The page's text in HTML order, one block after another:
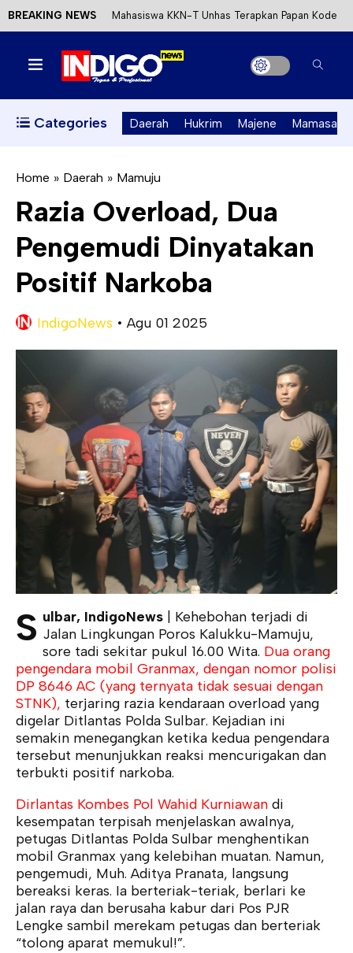
BREAKING NEWS Mahasiswa KKN-T Unhas Terapkan Papan Kode
Etik Wisata di Pantai Lawere Desa Lotang Salo
Satu DPO Pengeroyokan SPBU Tapalang
Ditangkap, Satu Lagi Kabur ke Kalimantan
Perizinan Air Tanah melalui Aplikasi SAPO
Kecewa Kapolresta Absen, APPK Mamuju
Soroti Kejanggalan Kasus Tambang Emas Ilegal
Categories Daerah Hukrim Majene Mamasa
Home » Daerah » Mamuju
Razia Overload, Dua
Pengemudi Dinyatakan
Positif Narkoba
IndigoNews • Agu 01 2025
S ulbar, IndigoNews | Kehebohan terjadi di
Jalan Lingkungan Poros Kalukku-Mamuju,
sore tadi sekitar pukul 16.00 Wita. Dua orang
pengendara mobil Granmax, dengan nomor polisi
DP 8646 AC (yang ternyata tidak sesuai dengan
STNK), terjaring razia kendaraan overload yang
digelar Ditlantas Polda Sulbar. Kejadian ini
semakin menegangkan ketika kedua pengendara
tersebut menunjukkan reaksi mencurigakan dan
terbukti positif narkoba.
Dirlantas Kombes Pol Wahid Kurniawan di
kesempatan terpisah menjelaskan awalnya,
petugas Ditlantas Polda Sulbar menghentikan
mobil Granmax yang kelebihan muatan. Namun,
pengemudi, Muh. Aditya Pranata, langsung
bereaksi keras. Ia berteriak-teriak, berlari ke
jalan raya dan berusaha kabur dari Pos PJR
Lengke sambil merekam petugas dan berteriak
“tolong aparat memukul!”.